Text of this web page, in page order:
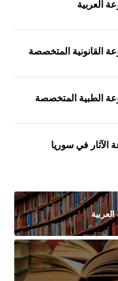
العربية
القانونية المتخصصة
الطبية المتخصصة
الآثار في سوريا